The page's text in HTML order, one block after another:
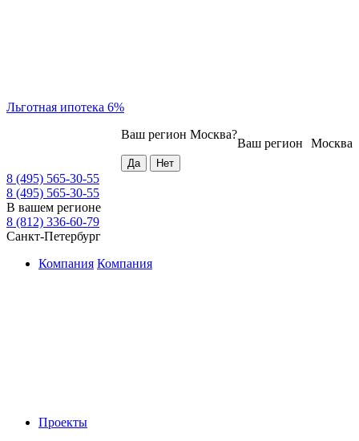
Льготная ипотека 6%
Москва
Ваш регион
Ваш регион Москва?
8 (495) 565-30-55
8 (495) 565-30-55
В вашем регионе
8 (812) 336-60-79
Санкт-Петербург
Компания Компания
Проекты